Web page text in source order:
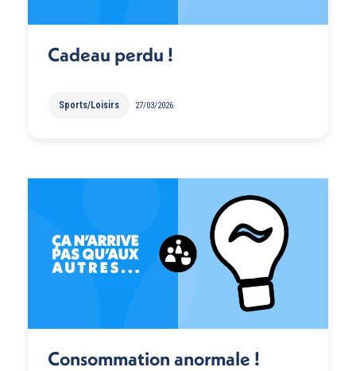
Cadeau perdu !
Sports/Loisirs 27/03/2026
Consommation anormale !